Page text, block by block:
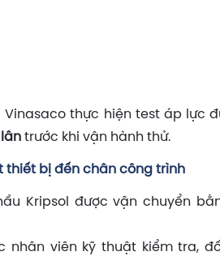
thực hiện test áp lực
trước khi vận hành thử.
thiết bị đến chân công trình
Kripsol được vận chuyển
nhân viên kỹ thuật kiểm tra,